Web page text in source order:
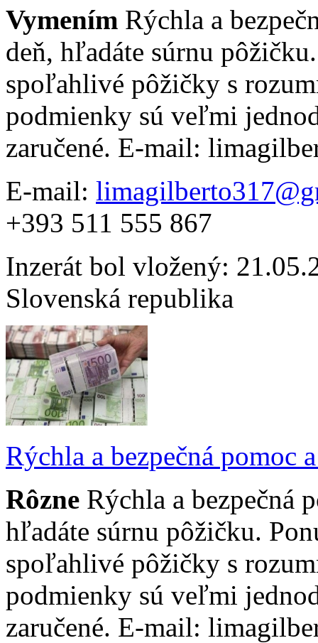
Vymením Rýchla a
deň, hľadáte súrnu
spoľahlivé pôžičky s
podmienky sú veľmi
zaručené. E-mail:
E-mail:
+393 511 555 867
Inzerát bol vložený:
Slovenská republika
Rýchla a bezpečná pomoc
Rôzne Rýchla a bezpečná
hľadáte súrnu pôžičku.
spoľahlivé pôžičky s
podmienky sú veľmi
zaručené. E-mail: